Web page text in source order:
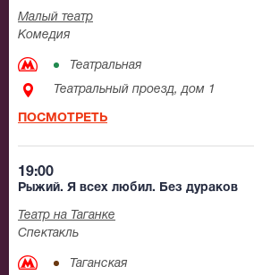
Малый театр
Комедия
Театральная
Театральный проезд, дом 1
ПОСМОТРЕТЬ
19:00
Рыжий. Я всех любил. Без дураков
Театр на Таганке
Спектакль
Таганская